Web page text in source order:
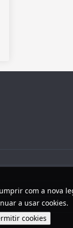
com a nova
a usar cookies.